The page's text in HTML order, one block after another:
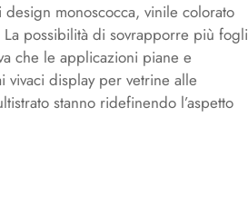
monoscocca, vinile colorato
possibilità di sovrapporre più fogli
che le applicazioni piane e
vivaci display per vetrine alle
stanno ridefinendo l’aspetto